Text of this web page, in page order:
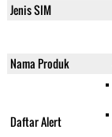
Jenis SIM
Nama Produk
Daftar Alert